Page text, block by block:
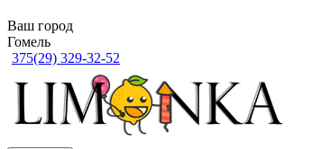
Ваш город
Гомель
375(29) 329-32-52